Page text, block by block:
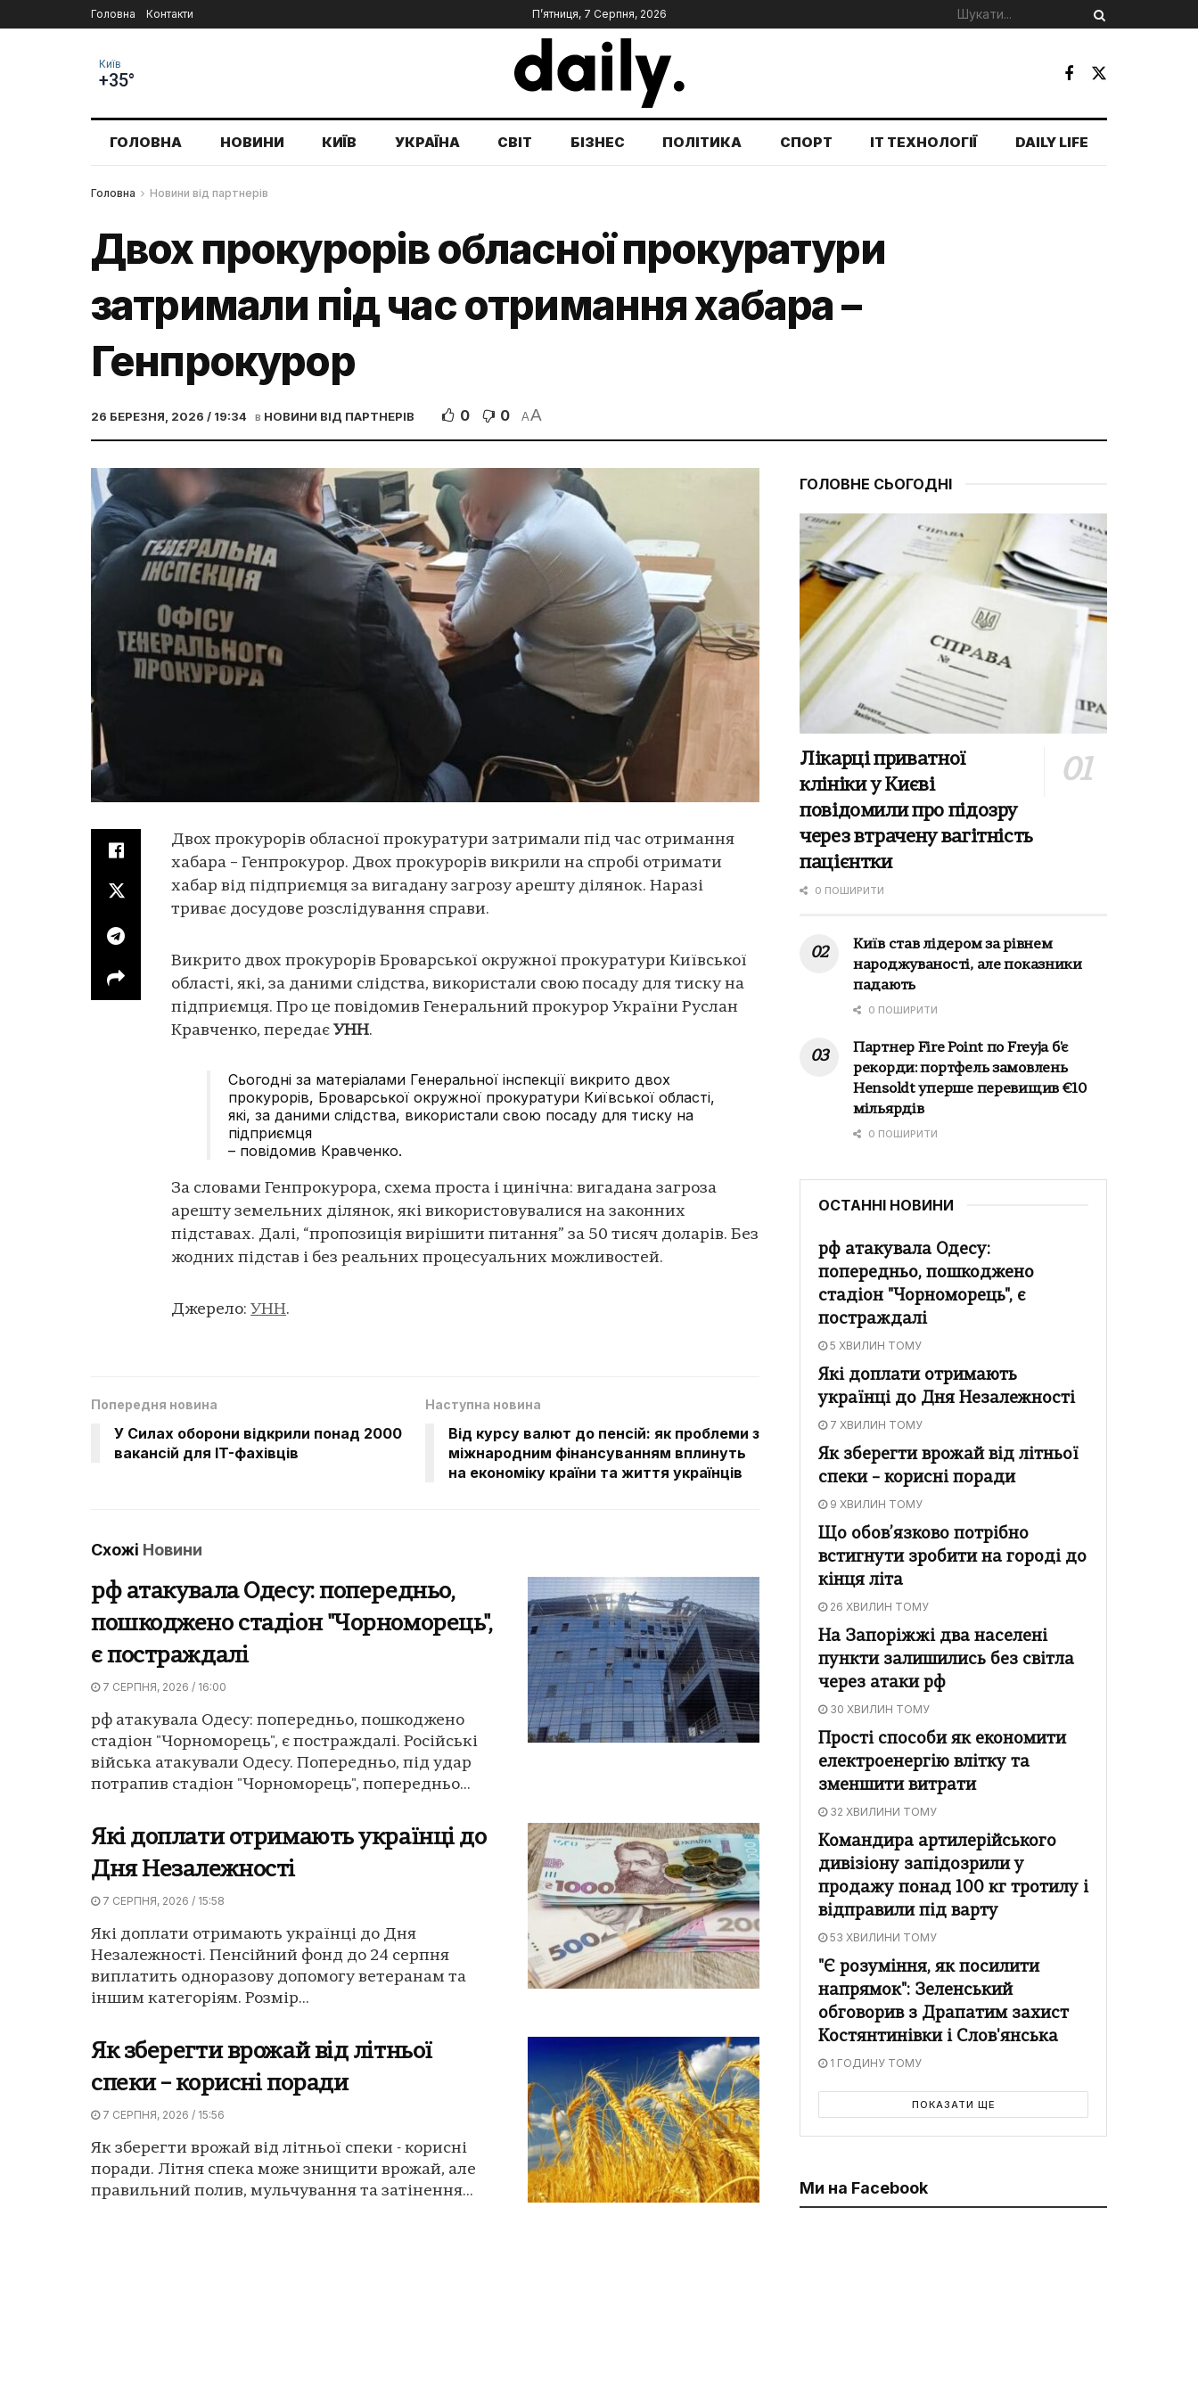
Головна Контакти П’ятниця, 7 Серпня, 2026
Київ
+35°
ГОЛОВНА НОВИНИ КИЇВ УКРАЇНА СВІТ БІЗНЕС ПОЛІТИКА СПОРТ IT ТЕХНОЛОГІЇ DAILY LIFE
Головна Новини від партнерів
Двох прокурорів обласної прокуратури
затримали під час отримання хабара –
Генпрокурор
26 БЕРЕЗНЯ, 2026 / 19:34 в НОВИНИ ВІД ПАРТНЕРІВ 0 0 AA
Двох прокурорів обласної прокуратури затримали під час отримання
хабара – Генпрокурор. Двох прокурорів викрили на спробі отримати
хабар від підприємця за вигадану загрозу арешту ділянок. Наразі
триває досудове розслідування справи.
Викрито двох прокурорів Броварської окружної прокуратури Київської
області, які, за даними слідства, використали свою посаду для тиску на
підприємця. Про це повідомив Генеральний прокурор України Руслан
Кравченко, передає УНН.
Сьогодні за матеріалами Генеральної інспекції викрито двох
прокурорів, Броварської окружної прокуратури Київської області,
які, за даними слідства, використали свою посаду для тиску на
підприємця
– повідомив Кравченко.
За словами Генпрокурора, cхема проста і цинічна: вигадана загроза
арешту земельних ділянок, які використовувалися на законних
підставах. Далі, “пропозиція вирішити питання” за 50 тисяч доларів. Без
жодних підстав і без реальних процесуальних можливостей.
Джерело: УНН.
Попередня новина
У Силах оборони відкрили понад 2000
вакансій для IT-фахівців
Наступна новина
Від курсу валют до пенсій: як проблеми з
міжнародним фінансуванням вплинуть
на економіку країни та життя українців
Схожі Новини
рф атакувала Одесу: попередньо,
пошкоджено стадіон "Чорноморець",
є постраждалі
7 СЕРПНЯ, 2026 / 16:00
рф атакувала Одесу: попередньо, пошкоджено
стадіон "Чорноморець", є постраждалі. Російські
війська атакували Одесу. Попередньо, під удар
потрапив стадіон "Чорноморець", попередньо...
Які доплати отримають українці до
Дня Незалежності
7 СЕРПНЯ, 2026 / 15:58
Які доплати отримають українці до Дня
Незалежності. Пенсійний фонд до 24 серпня
виплатить одноразову допомогу ветеранам та
іншим категоріям. Розмір...
Як зберегти врожай від літньої
спеки – корисні поради
7 СЕРПНЯ, 2026 / 15:56
Як зберегти врожай від літньої спеки - корисні
поради. Літня спека може знищити врожай, але
правильний полив, мульчування та затінення...
ГОЛОВНЕ СЬОГОДНІ
Лікарці приватної
клініки у Києві
повідомили про підозру
через втрачену вагітність
пацієнтки
0 ПОШИРИТИ
Київ став лідером за рівнем
народжуваності, але показники
падають
0 ПОШИРИТИ
Партнер Fire Point по Freyja б'є
рекорди: портфель замовлень
Hensoldt уперше перевищив €10
мільярдів
0 ПОШИРИТИ
ОСТАННІ НОВИНИ
рф атакувала Одесу:
попередньо, пошкоджено
стадіон "Чорноморець", є
постраждалі
5 ХВИЛИН ТОМУ
Які доплати отримають
українці до Дня Незалежності
7 ХВИЛИН ТОМУ
Як зберегти врожай від літньої
спеки – корисні поради
9 ХВИЛИН ТОМУ
Що обов’язково потрібно
встигнути зробити на городі до
кінця літа
26 ХВИЛИН ТОМУ
На Запоріжжі два населені
пункти залишились без світла
через атаки рф
30 ХВИЛИН ТОМУ
Прості способи як економити
електроенергію влітку та
зменшити витрати
32 ХВИЛИНИ ТОМУ
Командира артилерійського
дивізіону запідозрили у
продажу понад 100 кг тротилу і
відправили під варту
53 ХВИЛИНИ ТОМУ
"Є розуміння, як посилити
напрямок": Зеленський
обговорив з Драпатим захист
Костянтинівки і Слов'янська
1 ГОДИНУ ТОМУ
ПОКАЗАТИ ЩЕ
Ми на Facebook